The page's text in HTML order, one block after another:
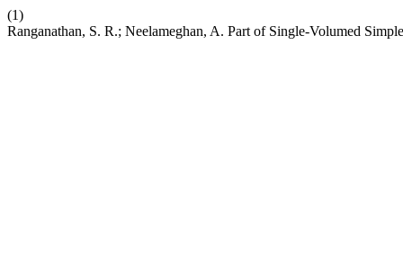
(1)
Ranganathan, S. R.; Neelameghan, A. Part of Single-Volumed